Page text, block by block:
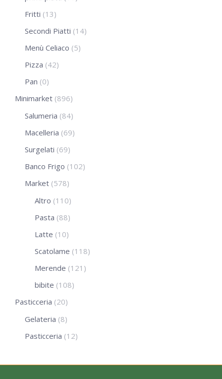
Fritti (13)
Secondi Piatti (14)
Menù Celiaco (5)
Pizza (42)
Pan (0)
Minimarket (896)
Salumeria (84)
Macelleria (69)
Surgelati (69)
Banco Frigo (102)
Market (578)
Altro (110)
Pasta (88)
Latte (10)
Scatolame (118)
Merende (121)
bibite (108)
Pasticceria (20)
Gelateria (8)
Pasticceria (12)